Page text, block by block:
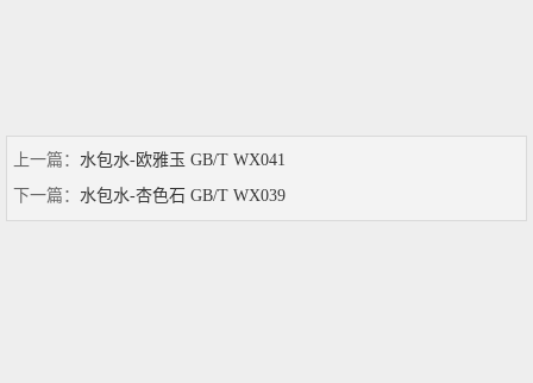
上一篇： 水包水-欧雅玉 GB/T WX041
下一篇： 水包水-杏色石 GB/T WX039